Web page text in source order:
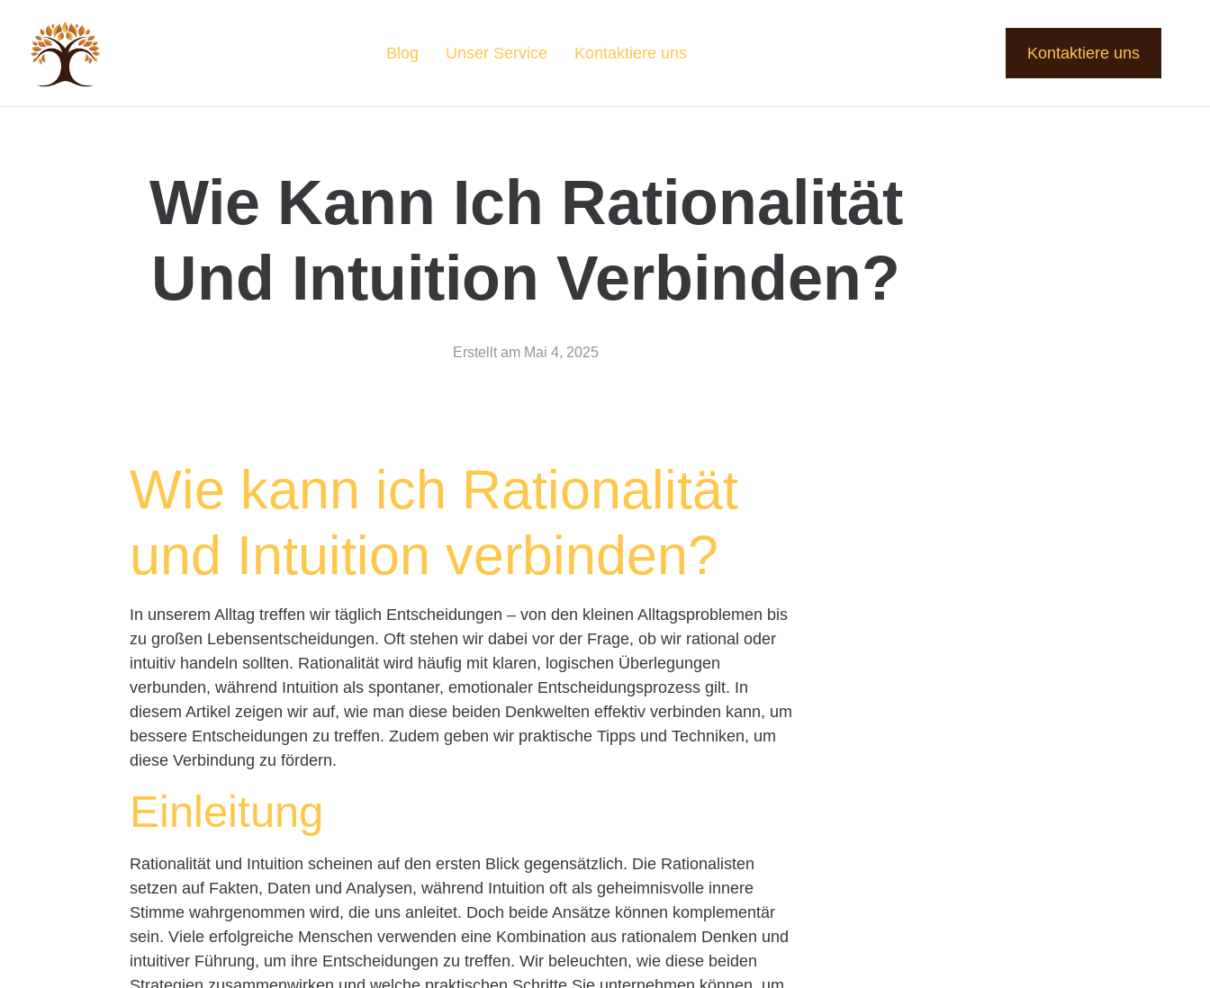
Blog Unser Service Kontaktiere uns Kontaktiere uns
Wie Kann Ich Rationalität
Und Intuition Verbinden?
Erstellt am Mai 4, 2025
Wie kann ich Rationalität
und Intuition verbinden?
In unserem Alltag treffen wir täglich Entscheidungen – von den kleinen Alltagsproblemen bis
zu großen Lebensentscheidungen. Oft stehen wir dabei vor der Frage, ob wir rational oder
intuitiv handeln sollten. Rationalität wird häufig mit klaren, logischen Überlegungen
verbunden, während Intuition als spontaner, emotionaler Entscheidungsprozess gilt. In
diesem Artikel zeigen wir auf, wie man diese beiden Denkwelten effektiv verbinden kann, um
bessere Entscheidungen zu treffen. Zudem geben wir praktische Tipps und Techniken, um
diese Verbindung zu fördern.
Einleitung
Rationalität und Intuition scheinen auf den ersten Blick gegensätzlich. Die Rationalisten
setzen auf Fakten, Daten und Analysen, während Intuition oft als geheimnisvolle innere
Stimme wahrgenommen wird, die uns anleitet. Doch beide Ansätze können komplementär
sein. Viele erfolgreiche Menschen verwenden eine Kombination aus rationalem Denken und
intuitiver Führung, um ihre Entscheidungen zu treffen. Wir beleuchten, wie diese beiden